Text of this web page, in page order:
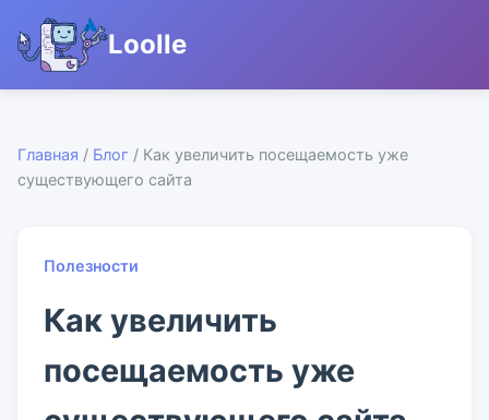
Loolle
Главная / Блог / Как увеличить посещаемость уже
существующего сайта
Полезности
Как увеличить
посещаемость уже